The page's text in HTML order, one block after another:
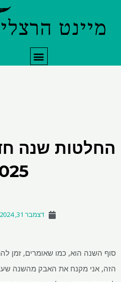
תפריט
החלטות שנה
דצמבר 31, 2024
סוף השנה הוא, כמו שאומרים, זמן
הזה, אני מקנח את האבק מהשנה